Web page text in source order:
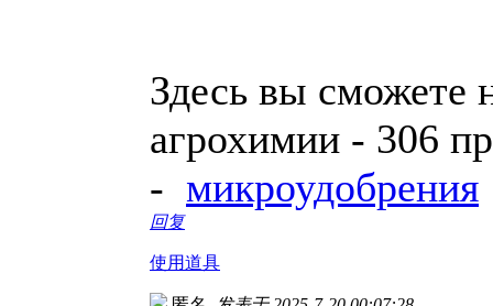
Здесь вы сможете
агрохимии - 306
- микроудобрения
回复
使用道具